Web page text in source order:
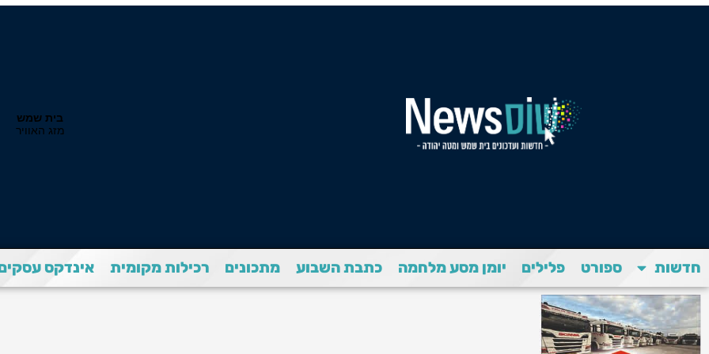
חדשות ספורט פלילים יומן מסע מלחמה כתבת השבוע מתכונים רכילות מקומית אינדקס